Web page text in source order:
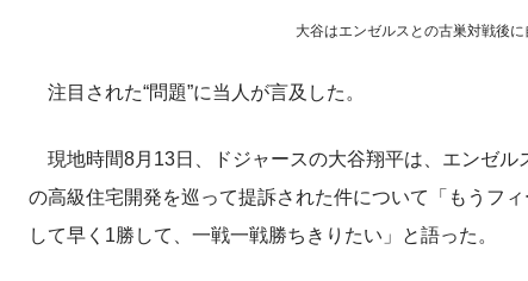
大谷はエンゼルスとの古巣対戦後
注目された“問題”に当人が言及した。
現地時間8月13日、ドジャースの大谷翔平は、エンゼル
の高級住宅開発を巡って提訴された件について「もうフ
して早く1勝して、一戦一戦勝ちきりたい」と語った。